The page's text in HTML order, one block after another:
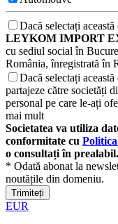
Dacă selectați
LEYKOM IMPORT
cu sediul social în
România, înregistrată în
Dacă selectați
partajeze către societăți
personal pe care le-ați
mai mult
Societatea va utiliza
conformitate cu
o consultați în prealabil.
* Odată abonat la
noutățile din domeniu.
Trimiteți
EUR